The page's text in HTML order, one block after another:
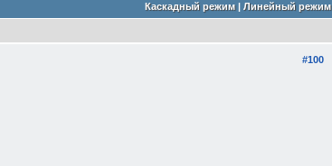
Каскадный режим| Линейный режим
#100